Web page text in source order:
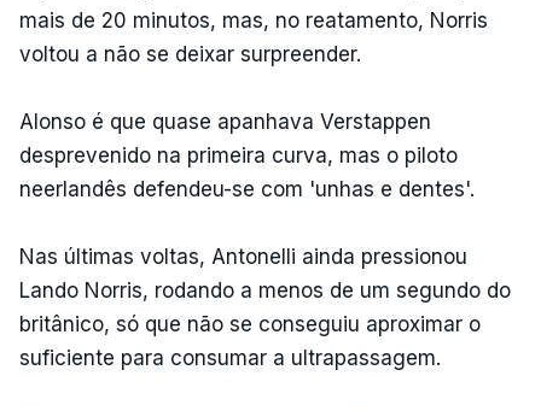
mais de 20 minutos, mas, no reatamento, Norris
voltou a não se deixar surpreender.
Alonso é que quase apanhava Verstappen
desprevenido na primeira curva, mas o piloto
neerlandês defendeu-se com 'unhas e dentes'.
Nas últimas voltas, Antonelli ainda pressionou
Lando Norris, rodando a menos de um segundo do
britânico, só que não se conseguiu aproximar o
suficiente para consumar a ultrapassagem.